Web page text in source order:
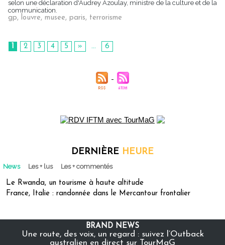
selon une déclaration d'Audrey Azoulay, ministre de la culture et de la
communication.
gp, louvre, musee, paris, terrorisme
1 2 3 4 5 » ... 6
DERNIÈRE HEURE
News Les + lus Les + commentés
Le Rwanda, un tourisme à haute altitude
France, Italie : randonnée dans le Mercantour frontalier
BRAND NEWS
Une route, des voix, un regard : suivez l’Outback
australien en direct sur TourMaG